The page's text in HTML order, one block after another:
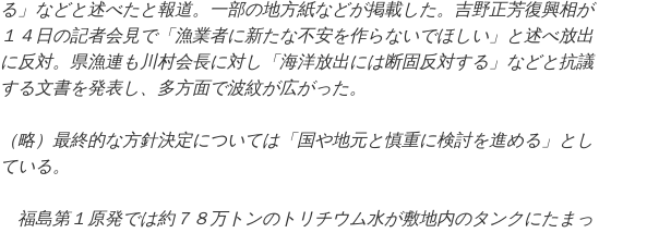
る」などと述べたと報道。一部の地方紙などが掲載した。吉野正芳復興相が
１４日の記者会見で「漁業者に新たな不安を作らないでほしい」と述べ放出
に反対。県漁連も川村会長に対し「海洋放出には断固反対する」などと抗議
する文書を発表し、多方面で波紋が広がった。
（略）最終的な方針決定については「国や地元と慎重に検討を進める」とし
ている。
福島第１原発では約７８万トンのトリチウム水が敷地内のタンクにたまっ